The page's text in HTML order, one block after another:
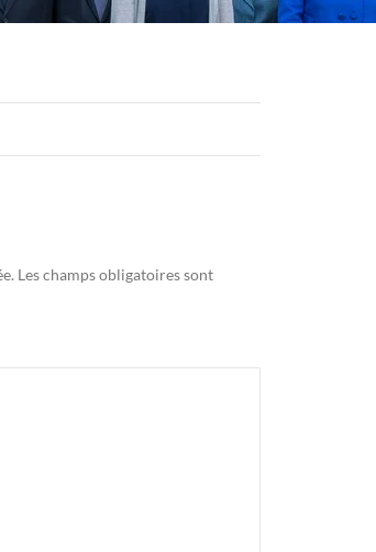
Les champs obligatoires sont